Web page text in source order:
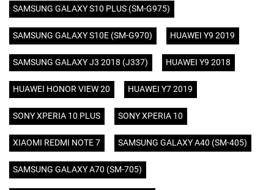
SAMSUNG GALAXY S10 PLUS (SM-G975)
SAMSUNG GALAXY S10E (SM-G970) HUAWEI Y9 2019
SAMSUNG GALAXY J3 2018 (J337) HUAWEI Y9 2018
HUAWEI HONOR VIEW 20 HUAWEI Y7 2019
SONY XPERIA 10 PLUS SONY XPERIA 10
XIAOMI REDMI NOTE 7 SAMSUNG GALAXY A40 (SM-405)
SAMSUNG GALAXY A70 (SM-705)